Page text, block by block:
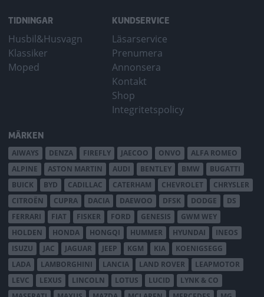
TIDNINGAR
Husbil&Husvagn
Klassiker
Moped
KUNDSERVICE
Läsarservice
Prenumera
Annonsera
Kontakt
Shop
Integritetspolicy
MÄRKEN
AIWAYS DENZA FIREFLY JAECOO ONVO
ALFA ROMEO
ALPINE
ASTON MARTIN AUDI BENTLEY BMW
BUGATTI
BUICK
BYD CADILLAC CATERHAM CHEVROLET
CHRYSLER
CITROËN
CUPRA DACIA DAEWOO DFSK DODGE
DS
FERRARI
FIAT FISKER FORD GENESIS
GWM WEY
HOLDEN
HONDA HONGQI HUMMER HYUNDAI
INEOS
ISUZU
JAC JAGUAR JEEP KGM KIA
KOENIGSEGG
LADA
LAMBORGHINI LANCIA LAND ROVER
LEAPMOTOR
LEVC
LEXUS LINCOLN LOTUS LUCID
LYNK & CO